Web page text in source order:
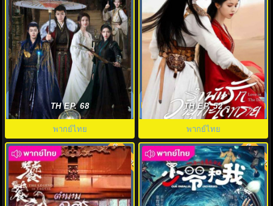
ชะตาฝัน ลิขิตหวนคืน Fangs of
Fortune พากย์ไทย EP1-EP34
TH EP. 68
พากย์ไทย
รำพันรักวายุทะเลทราย พากย์ไทย
Love In The Desert EP.1-26 (จบ)
TH EP. 52
พากย์ไทย
7.0 พากย์ไทย 7.0 พากย์ไทย